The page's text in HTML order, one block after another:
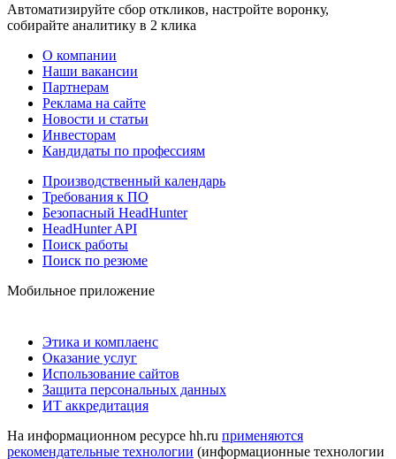
Автоматизируйте сбор откликов, настройте воронку,
собирайте аналитику в 2 клика
О компании
Наши вакансии
Партнерам
Реклама на сайте
Новости и статьи
Инвесторам
Кандидаты по профессиям
Производственный календарь
Требования к ПО
Безопасный HeadHunter
HeadHunter API
Поиск работы
Поиск по резюме
Мобильное приложение
Этика и комплаенс
Оказание услуг
Использование сайтов
Защита персональных данных
ИТ аккредитация
На информационном ресурсе hh.ru применяются
рекомендательные технологии (информационные технологии